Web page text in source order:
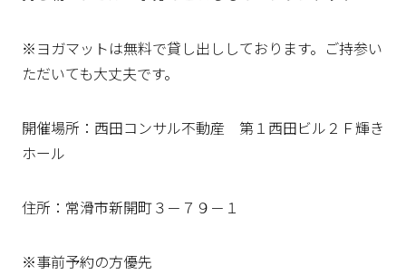
※ヨガマットは無料で貸し出ししております。ご持参い
ただいても大丈夫です。
開催場所：西田コンサル不動産 第１西田ビル２Ｆ輝き
ホール
住所：常滑市新開町３－７９－１
※事前予約の方優先